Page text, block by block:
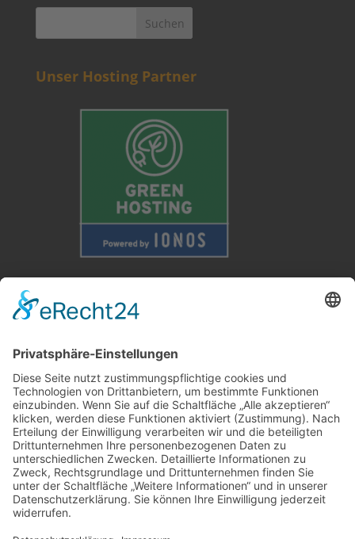
Unser Hosting Partner
Weitere Informationen
Kontakt
Newsletter
FAQ
Schlagworte
Datenschutz
Impressum